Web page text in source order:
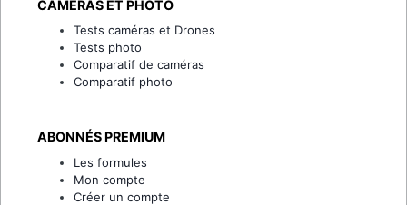
CAMÉRAS ET PHOTO
Tests caméras et Drones
Tests photo
Comparatif de caméras
Comparatif photo
ABONNÉS PREMIUM
Les formules
Mon compte
Créer un compte